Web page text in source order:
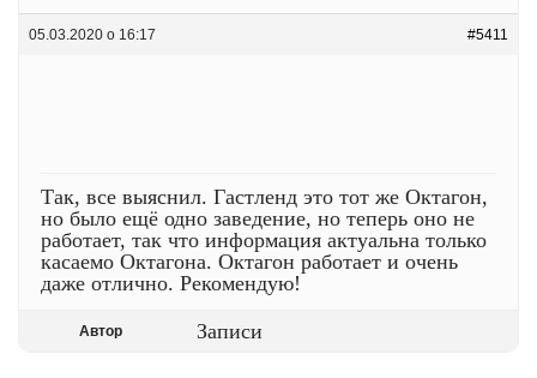
05.03.2020 о 16:17 #5411
Так, все выяснил. Гастленд это тот же Октагон,
но было ещё одно заведение, но теперь оно не
работает, так что информация актуальна только
касаемо Октагона. Октагон работает и очень
даже отлично. Рекомендую!
Автор Записи